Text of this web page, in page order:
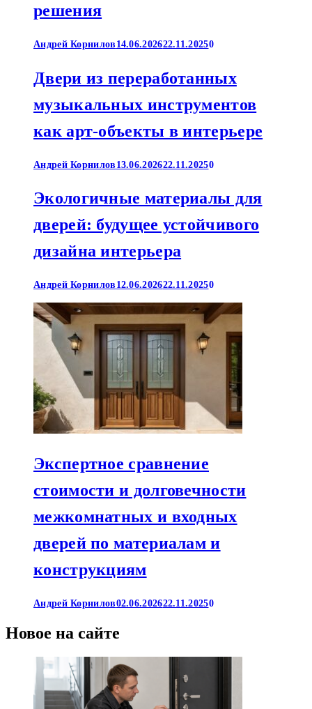
решения
Андрей Корнилов 14.06.202622.11.20250
Двери из переработанных
музыкальных инструментов
как арт-объекты в интерьере
Андрей Корнилов 13.06.202622.11.20250
Экологичные материалы для
дверей: будущее устойчивого
дизайна интерьера
Андрей Корнилов 12.06.202622.11.20250
Экспертное сравнение
стоимости и долговечности
межкомнатных и входных
дверей по материалам и
конструкциям
Андрей Корнилов02.06.202622.11.20250
Новое на сайте